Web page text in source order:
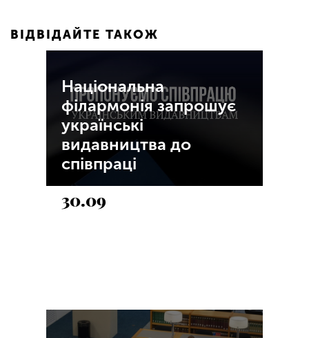
ВІДВІДАЙТЕ ТАКОЖ
Національна
філармонія запрошує
українські
видавництва до
співпраці
30.09